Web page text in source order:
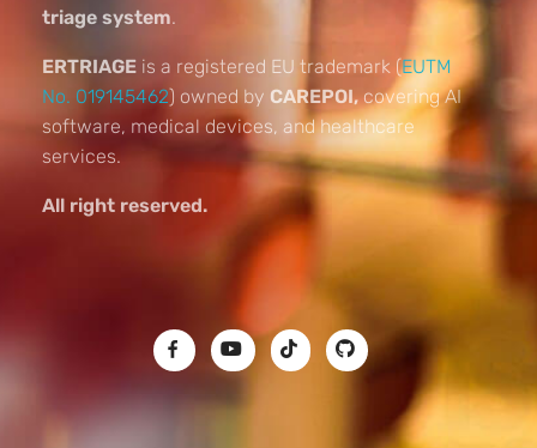
triage system.
ERTRIAGE is a registered EU trademark (EUTM
No. 019145462) owned by CAREPOI,covering AI
software, medical devices, and healthcare
services.
All right reserved.